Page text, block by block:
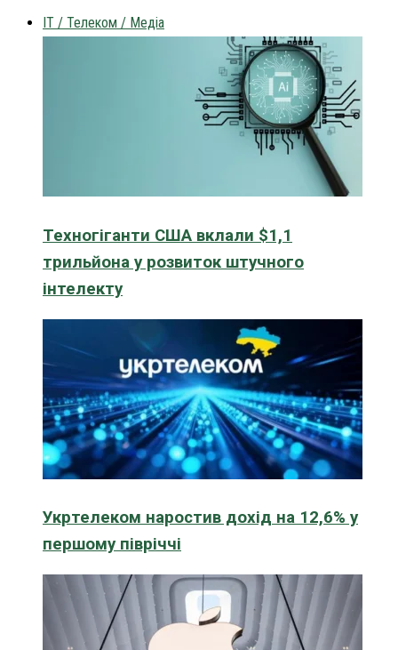
IT / Телеком / Медіа
Техногіганти США вклали $1,1
трильйона у розвиток штучного
інтелекту
Укртелеком наростив дохід на 12,6% у
першому півріччі